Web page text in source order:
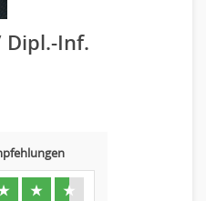
Dipl.-Inf.
★ ★